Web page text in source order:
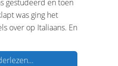
gestudeerd en toen
was ging het
over op Italiaans. En